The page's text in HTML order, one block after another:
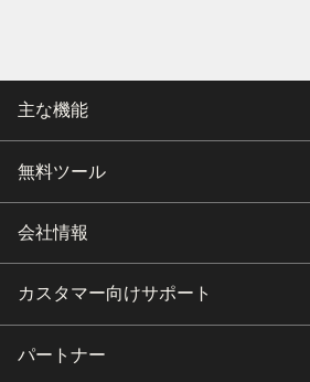
主な機能
無料ツール
会社情報
カスタマー向けサポート
パートナー